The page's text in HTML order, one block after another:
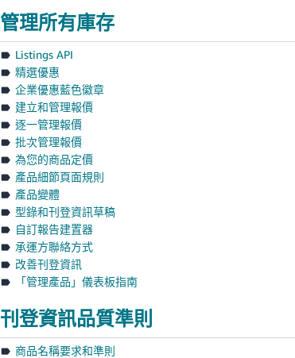
管理所有庫存
Listings API
精選優惠
企業優惠藍色徽章
建立和管理報價
逐一管理報價
批次管理報價
為您的商品定價
產品細節頁面規則
產品變體
型錄和刊登資訊草稿
自訂報告建置器
承運方聯絡方式
改善刊登資訊
「管理產品」儀表板指南
刊登資訊品質準則
商品名稱要求和準則